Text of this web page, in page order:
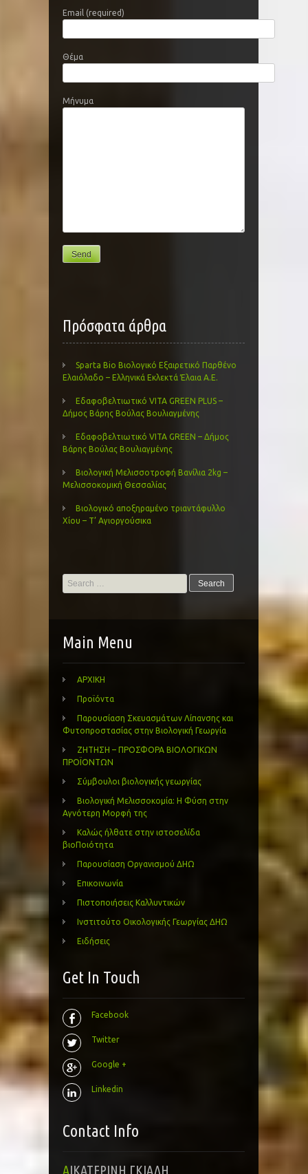
Email (required)
Θέμα
Μήνυμα
Πρόσφατα άρθρα
Sparta Bio Βιολογικό Εξαιρετικό Παρθένο
Ελαιόλαδο – Ελληνικά Εκλεκτά Έλαια Α.Ε.
Εδαφοβελτιωτικό VITA GREEN PLUS –
Δήμος Βάρης Βούλας Βουλιαγμένης
Εδαφοβελτιωτικό VITA GREEN – Δήμος
Βάρης Βούλας Βουλιαγμένης
Βιολογική Μελισσοτροφή Βανίλια 2kg –
Μελισσοκομική Θεσσαλίας
Βιολογικό αποξηραμένο τριαντάφυλλο
Χίου – Τ’ Αγιοργούσικα
Search
for:
Main Menu
ΑΡΧΙΚΗ
Προϊόντα
Παρουσίαση Σκευασμάτων Λίπανσης και
Φυτοπροστασίας στην Βιολογική Γεωργία
ΖΗΤΗΣΗ – ΠΡΟΣΦΟΡΑ ΒΙΟΛΟΓΙΚΩΝ
ΠΡΟΪΟΝΤΩΝ
Σύμβουλοι βιολογικής γεωργίας
Βιολογική Μελισσοκομία: Η Φύση στην
Αγνότερη Μορφή της
Καλώς ήλθατε στην ιστοσελίδα
βιοΠοιότητα
Παρουσίαση Οργανισμού ΔΗΩ
Επικοινωνία
Πιστοποιήσεις Καλλυντικών
Ινστιτούτο Οικολογικής Γεωργίας ΔΗΩ
Ειδήσεις
Get In Touch
Facebook
Twitter
Google +
Linkedin
Contact Info
ΑΙΚΑΤΕΡΙΝΗ ΓΚΙΑΛΗ